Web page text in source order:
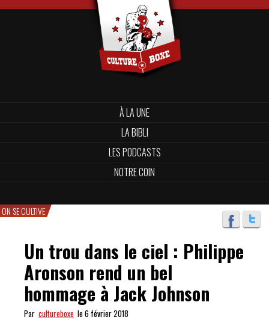
À LA UNE
LA BIBLI
LES PODCASTS
NOTRE COIN
ON SE CULTIVE
Un trou dans le ciel : Philippe
Aronson rend un bel
hommage à Jack Johnson
Par cultureboxe le 6 février 2018